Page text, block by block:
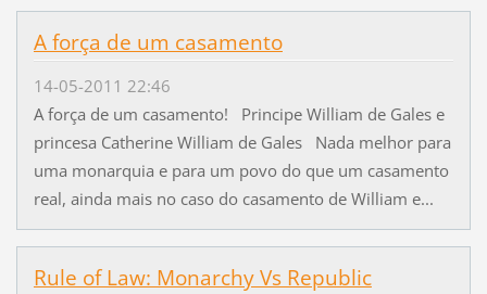
A força de um casamento
14-05-2011 22:46
A força de um casamento! Principe William de Gales e
princesa Catherine William de Gales Nada melhor para
uma monarquia e para um povo do que um casamento
real, ainda mais no caso do casamento de William e...
Rule of Law: Monarchy Vs Republic